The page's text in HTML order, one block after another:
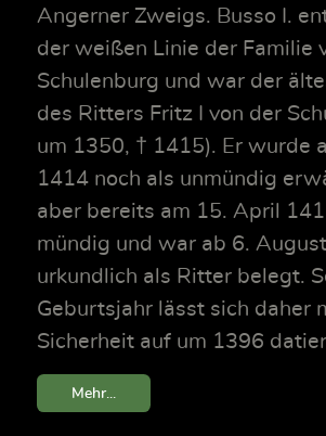
Angerner Zweigs. Busso I.
der weißen Linie der Familie
Schulenburg und war der
des Ritters Fritz I von der
um 1350, † 1415). Er wurde
1414 noch als unmündig
aber bereits am 15. April
mündig und war ab 6.
urkundlich als Ritter belegt.
Geburtsjahr lässt sich daher
Sicherheit auf um 1396
Mehr...